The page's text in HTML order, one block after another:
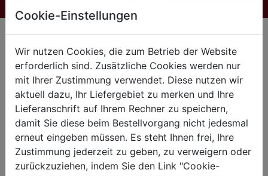
Kein Liefergebiet ausgewählt
Suchen
Oder selbst abholen
Cookie-Einstellungen
Wir nutzen Cookies, die zum Betrieb der Website
erforderlich sind. Zusätzliche Cookies werden nur
mit Ihrer Zustimmung verwendet. Diese nutzen wir
aktuell dazu, Ihr Liefergebiet zu merken und Ihre
Lieferanschrift auf Ihrem Rechner zu speichern,
damit Sie diese beim Bestellvorgang nicht jedesmal
erneut eingeben müssen. Es steht Ihnen frei, Ihre
Zustimmung jederzeit zu geben, zu verweigern oder
zurückzuziehen, indem Sie den Link "Cookie-